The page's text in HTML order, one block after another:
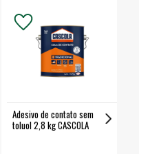
Adesivo de contato sem
toluol 2,8 kg CASCOLA